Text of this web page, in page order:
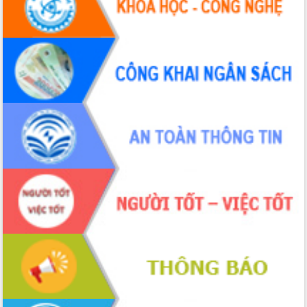
phiếu
Đắk Lắk sẵn sàng các điều kiện cho
Ngày hội bầu cử đại biểu Quốc hội
khóa XVI và HĐND các cấp nhiệm kỳ
2026-2031
Đảm bảo cuộc bầu cử đại biểu Quốc
hội và đại biểu HĐND các cấp diễn ra
an toàn, hiệu quả, đúng quy định
Thủ tướng Chính phủ Phạm Minh Chính
kiểm tra, chỉ đạo hoàn thành các dự
án cao tốc và thăm khu tái định cư tại
Đắk Lắk
Sôi nổi Hội đua ngựa truyền thống Gò
Thì Thùng mừng Xuân Bính Ngọ 2026
Lãnh đạo tỉnh dâng hương tưởng niệm
tại Đập Đồng Cam đầu Xuân Bính Ngọ
Ngành nông nghiệp phấn đấu tăng
trưởng đạt 5,86% trong năm 2026
UBND tỉnh Đắk Lắk triển khai công tác
quốc phòng, quân sự địa phương năm
2026